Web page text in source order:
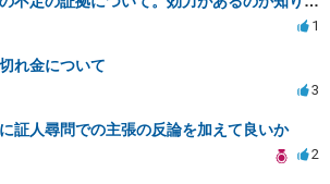
1
れ金について
3
証人尋問での主張の反論を加えて良いか
2